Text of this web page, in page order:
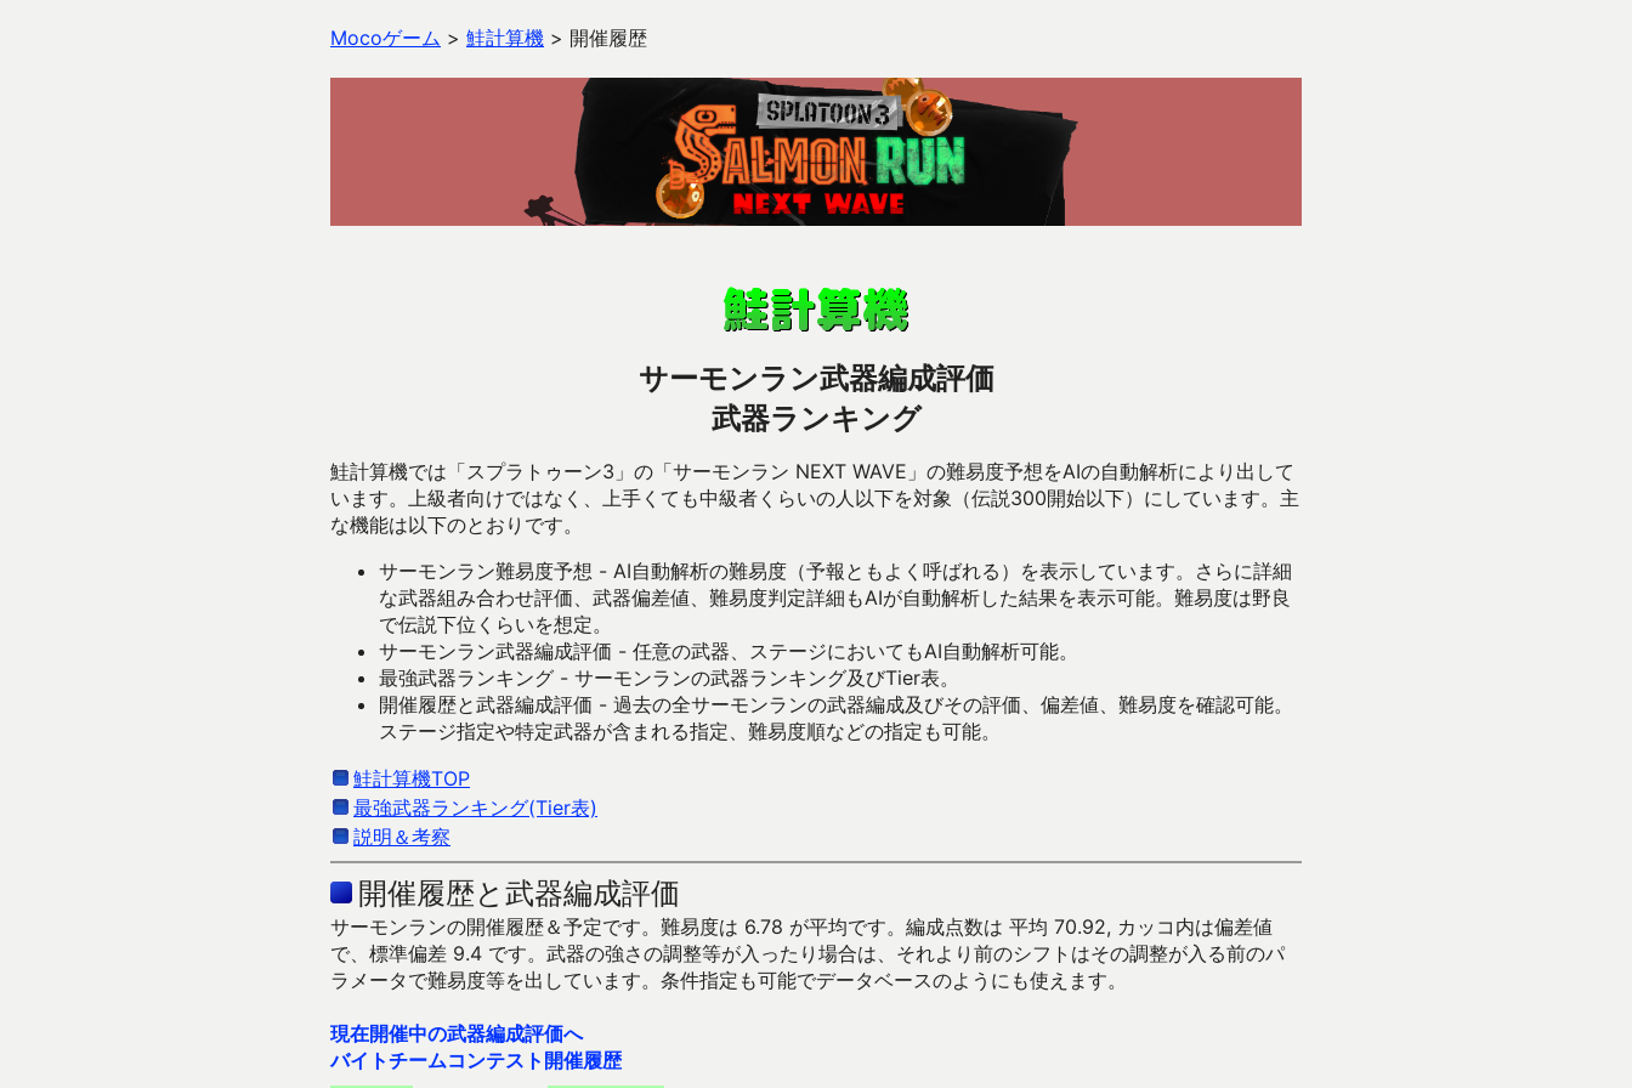
Mocoゲーム > 鮭計算機 > 開催履歴
サーモンラン武器編成評価
武器ランキング
鮭計算機では「スプラトゥーン3」の「サーモンラン NEXT WAVE」の難易度予想をAIの自動解析により出して
います。上級者向けではなく、上手くても中級者くらいの人以下を対象（伝説300開始以下）にしています。主
な機能は以下のとおりです。
サーモンラン難易度予想 - AI自動解析の難易度（予報ともよく呼ばれる）を表示しています。さらに詳細
な武器組み合わせ評価、武器偏差値、難易度判定詳細もAIが自動解析した結果を表示可能。難易度は野良
で伝説下位くらいを想定。
サーモンラン武器編成評価 - 任意の武器、ステージにおいてもAI自動解析可能。
最強武器ランキング - サーモンランの武器ランキング及びTier表。
開催履歴と武器編成評価 - 過去の全サーモンランの武器編成及びその評価、偏差値、難易度を確認可能。
ステージ指定や特定武器が含まれる指定、難易度順などの指定も可能。
鮭計算機TOP
最強武器ランキング(Tier表)
説明＆考察
開催履歴と武器編成評価
サーモンランの開催履歴＆予定です。難易度は 6.78 が平均です。編成点数は 平均 70.92, カッコ内は偏差値
で、標準偏差 9.4 です。武器の強さの調整等が入ったり場合は、それより前のシフトはその調整が入る前のパ
ラメータで難易度等を出しています。条件指定も可能でデータベースのようにも使えます。
現在開催中の武器編成評価へ
バイトチームコンテスト開催履歴